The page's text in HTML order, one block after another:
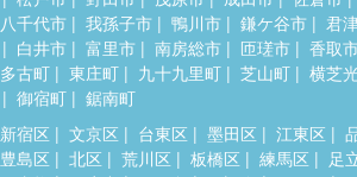
八千代市 我孫子市 鴨川市 鎌ケ谷市
君
白井市 富里市 南房総市 匝瑳市
香取
多古町 東庄町 九十九里町 芝山町
横芝
御宿町
鋸南町
新宿区 文京区 台東区 墨田区 江東区
豊島区 北区 荒川区 板橋区 練馬区
足